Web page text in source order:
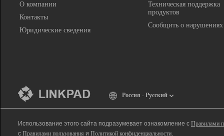
О компании
Контакты
Юридические сведения
Техническая поддержка
продуктов
Сообщить о нарушениях
Россия - Русский
Использование этого сайта подразумевает ознакомление с Правилами
с Правилами пользования и Политикой конфиденциальности.